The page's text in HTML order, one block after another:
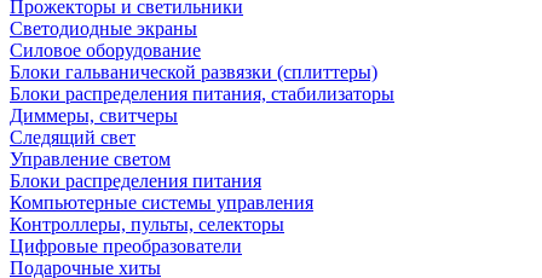
Прожекторы и светильники
Светодиодные экраны
Силовое оборудование
Блоки гальванической развязки (сплиттеры)
Блоки распределения питания, стабилизаторы
Диммеры, свитчеры
Следящий свет
Управление светом
Блоки распределения питания
Компьютерные системы управления
Контроллеры, пульты, селекторы
Цифровые преобразователи
Подарочные хиты